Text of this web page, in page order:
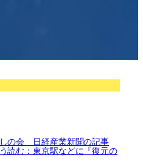
しの会 日経産業新聞の記事
読む：東京駅などに『復元の